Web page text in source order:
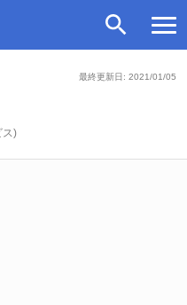
最終更新日: 2021/01/05
ス)